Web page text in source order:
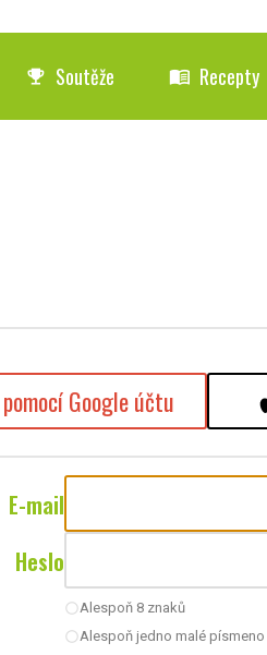
emoji_events Soutěže menu_book Recepty
Google účtu
E-mail
Heslo
radio_button_uncheckedAlespoň 8 znaků
radio_button_uncheckedAlespoň jedno malé písmeno